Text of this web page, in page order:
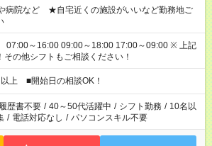
病院など ★自宅近くの施設がいいなど勤務地ご
07:00～16:00 09:00～18:00 17:00～09:00 ※ 上記
その他シフトもご相談ください！
上 ■開始日の相談OK！
履歴書不要 / 40～50代活躍中 / シフト勤務 / 10名以
/ 電話対応なし / パソコンスキル不要